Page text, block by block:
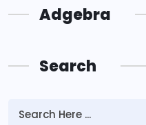
Adgebra
Search